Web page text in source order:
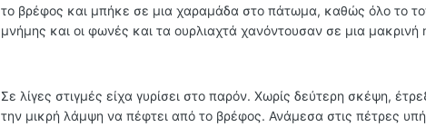
το βρέφος και μπήκε σε μια χαραμάδα στο πάτωμα, καθώς όλο το
μνήμης και οι φωνές και τα ουρλιαχτά χανόντουσαν σε μια μακρινή
Σε λίγες στιγμές είχα γυρίσει στο παρόν. Χωρίς δεύτερη σκέψη,
την μικρή λάμψη να πέφτει από το βρέφος. Ανάμεσα στις πέτρες